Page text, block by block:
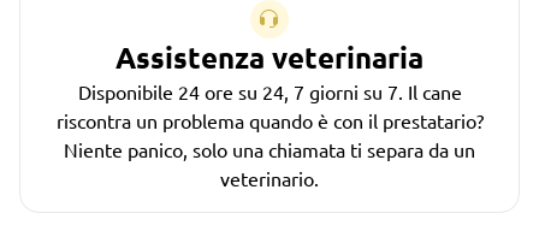
Assistenza veterinaria
Disponibile 24 ore su 24, 7 giorni su 7. Il cane
riscontra un problema quando è con il prestatario?
Niente panico, solo una chiamata ti separa da un
veterinario.